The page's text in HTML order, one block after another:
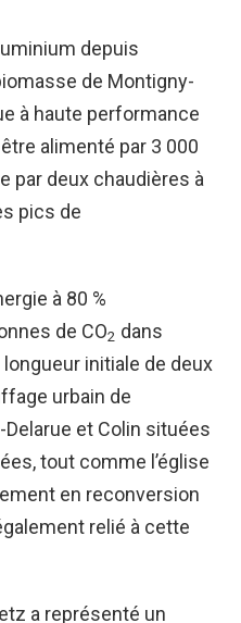
depuis
de Montigny-
à haute performance
alimenté par 3 000
par deux chaudières à
pics de
à 80 %
de CO2 dans
longueur initiale de deux
urbain de
et Colin situées
tout comme l’église
en reconversion
relié à cette
a représenté un